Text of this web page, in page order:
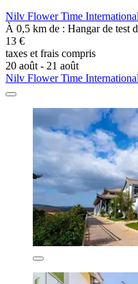
Nilv Flower Time
À 0,5 km de : Hangar de test
13 €
taxes et frais compris
20 août - 21 août
Nilv Flower Time